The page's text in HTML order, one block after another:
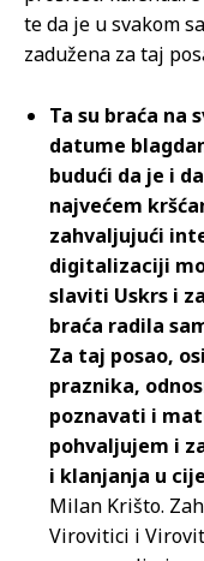
te da je u svakom
zadužena za taj
Ta su braća na
datume
budući da je i
najvećem
zahvaljujući
digitalizaciji
slaviti Uskrs i
braća radila
Za taj posao,
praznika,
poznavati i
pohvaljujem i
i klanjanja u
Milan Krišto.
Virovitici i